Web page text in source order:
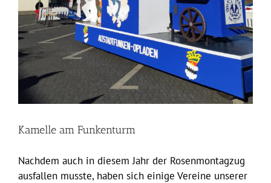
Kamelle am Funkenturm
Nachdem auch in diesem Jahr der Rosenmontagzug
ausfallen musste, haben sich einige Vereine unserer